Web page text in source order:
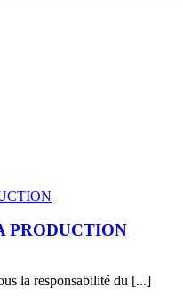
PRODUCTION
la responsabilité du [...]